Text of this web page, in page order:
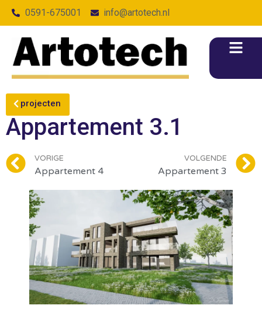
0591-675001 info@artotech.nl
projecten
Appartement 3.1
VORIGE
Appartement 4
VOLGENDE
Appartement 3